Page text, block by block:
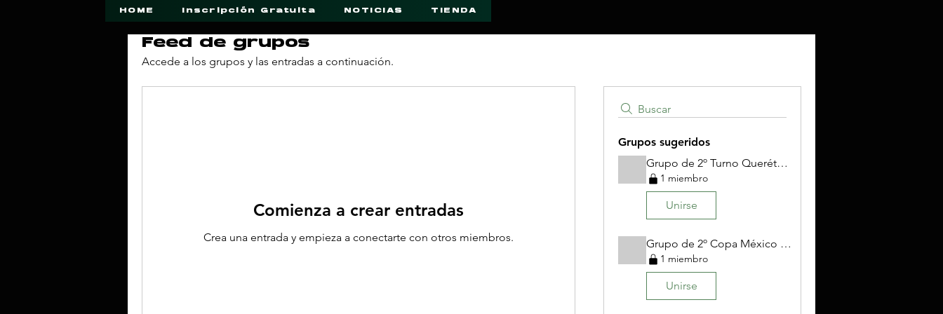
HOME Inscripción Gratuita NOTICIAS TIENDA
Feed de grupos
Accede a los grupos y las entradas a continuación.
Buscar
Grupos sugeridos
Grupo de 2º Turno Querétaro Copa México 2023
1 miembro
Unirse
Grupo de 2º Copa México Villahermosa 2023
1 miembro
Unirse
Comienza a crear entradas
Crea una entrada y empieza a conectarte con otros miembros.